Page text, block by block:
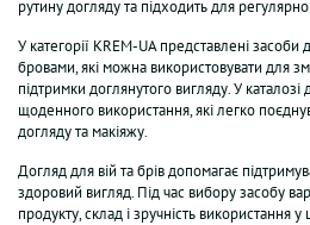
рутину догляду та підходить для
У категорії KREM-UA представлені засоби
бровами, які можна використовувати для
підтримки доглянутого вигляду. У
щоденного використання, які легко
догляду та макіяжу.
Догляд для вій та брів допомагає
здоровий вигляд. Під час вибору засобу
продукту, склад і зручність використання